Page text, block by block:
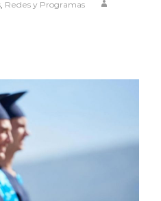
, Redes y Programas